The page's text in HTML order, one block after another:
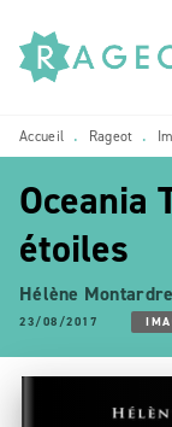
MENU
PIED DE PAGE
Accueil • Rageot •
Oceania
étoiles
Hélène Montardre
23/08/2017